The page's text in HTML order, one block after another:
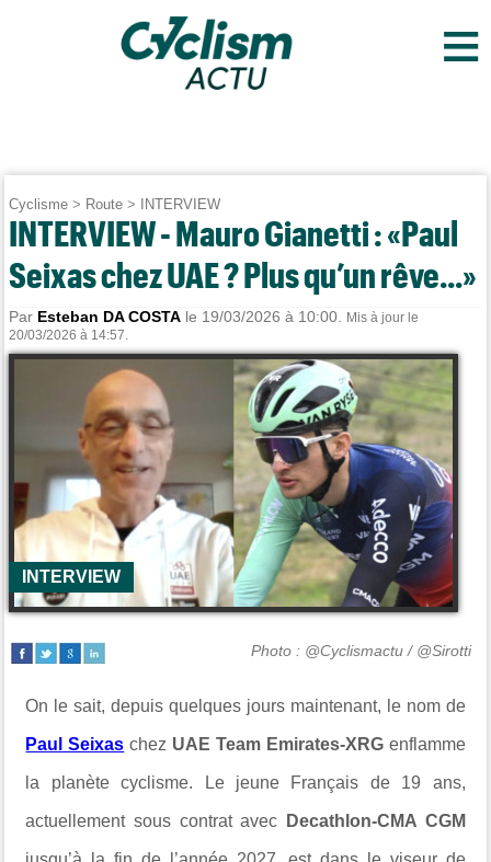
≡
Cyclisme > Route > INTERVIEW
INTERVIEW - Mauro Gianetti : «Paul
Seixas chez UAE ? Plus qu’un rêve...»
Par Esteban DA COSTA le 19/03/2026 à 10:00.
Mis à jour le
20/03/2026 à 14:57.
INTERVIEW
Photo : @Cyclismactu / @Sirotti
On le sait, depuis quelques jours maintenant, le nom de
Paul Seixas chez UAE Team Emirates-XRGenflamme
la planète cyclisme. Le jeune Français de 19 ans,
actuellement sous contrat avec Decathlon-CMA CGM